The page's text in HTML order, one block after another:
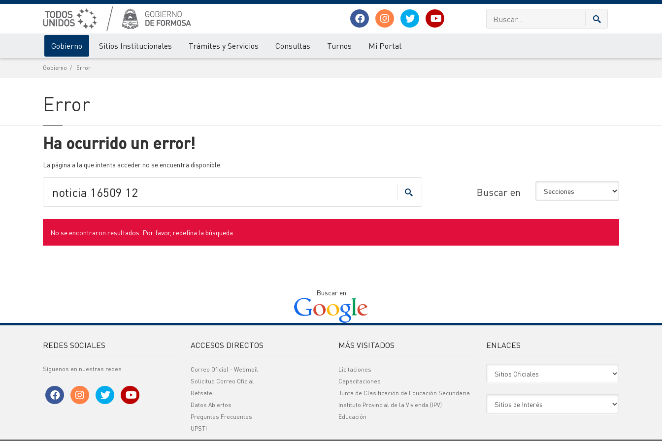
Gobierno Sitios Institucionales Trámites y Servicios Consultas Turnos Mi Portal
Gobierno Error
Error
Ha ocurrido un error!
La página a la que intenta acceder no se encuentra disponible.
Buscar en
No se encontraron resultados. Por favor, redefina la búsqueda.
Buscar en
REDES SOCIALES
Síguenos en nuestras redes
ACCESOS DIRECTOS
Correo Oficial - Webmail
Solicitud Correo Oficial
Refsatel
Datos Abiertos
Preguntas Frecuentes
UPSTI
MÁS VISITADOS
Licitaciones
Capacitaciones
Junta de Clasificación de Educación Secundaria
Instituto Provincial de la Vivienda (IPV)
Educación
ENLACES